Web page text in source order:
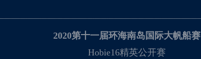
2020第十一届环海南岛国际大帆船赛
Hobie16精英公开赛